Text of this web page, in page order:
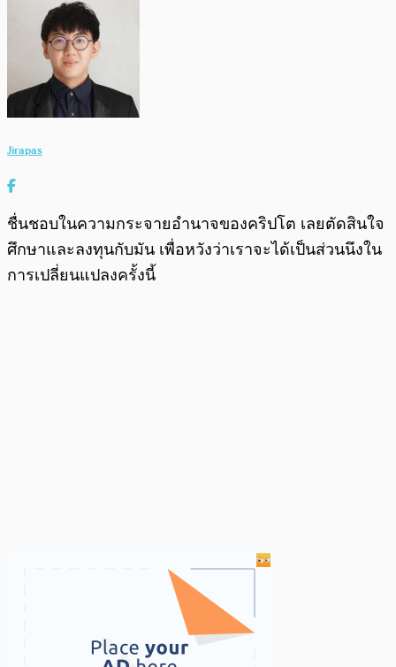
Jirapas
ชื่นชอบในความกระจายอำนาจของคริปโต เลยตัดสินใจ
ศึกษาและลงทุนกับมัน เพื่อหวังว่าเราจะได้เป็นส่วนนึงใน
การเปลี่ยนแปลงครั้งนี้